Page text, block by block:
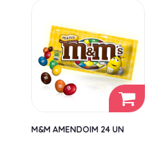
M&M AMENDOIM 24 UN